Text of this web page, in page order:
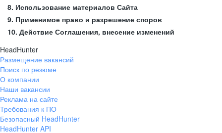
8. Использование материалов Сайта
9. Применимое право и разрешение споров
10. Действие Соглашения, внесение изменений
HeadHunter
Размещение вакансий
Поиск по резюме
О компании
Наши вакансии
Реклама на сайте
Требования к ПО
Безопасный HeadHunter
HeadHunter API